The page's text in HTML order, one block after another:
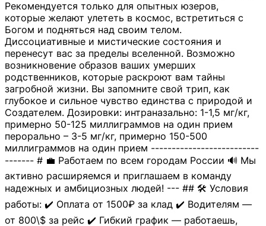
Рекомендуется только для опытных юзеров,
которые желают улететь в космос, встретиться с
Богом и подняться над своим телом.
Диссоциативные и мистические состояния и
перенесут вас за пределы вселенной. Возможно
возникновение образов ваших умерших
родственников, которые раскроют вам тайны
загробной жизни. Вы запомните свой трип, как
глубокое и сильное чувство единства с природой и
Создателем. Дозировки: интраназально: 1-1,5 мг/кг,
примерно 50-125 миллиграммов на один прием
перорально – 3-5 мг/кг, примерно 150-500
миллиграммов на один прием --------------------------
------- # 💼 Работаем по всем городам России 🔊 Мы
активно расширяемся и приглашаем в команду
надежных и амбициозных людей! --- ## 🛠 Условия
работы: ✔️ Оплата от 1500₽ за клад ✔️ Водителям —
от 800\$ за рейс ✔️ Гибкий график — работаешь,